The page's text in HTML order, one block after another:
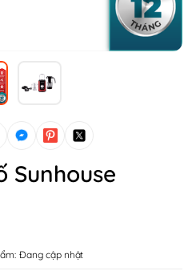
Sunhouse
Đang cập nhật